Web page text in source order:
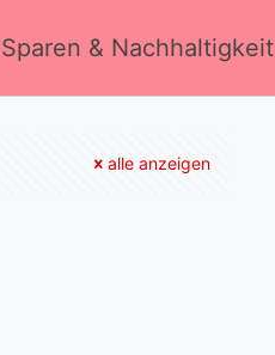
Sparen & Nachhaltigkeit
alle anzeigen